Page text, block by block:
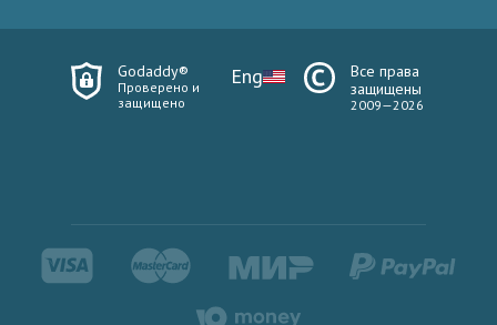
Godaddy®
Проверено и
защищено
Eng
Все права
защищены
2009—2026